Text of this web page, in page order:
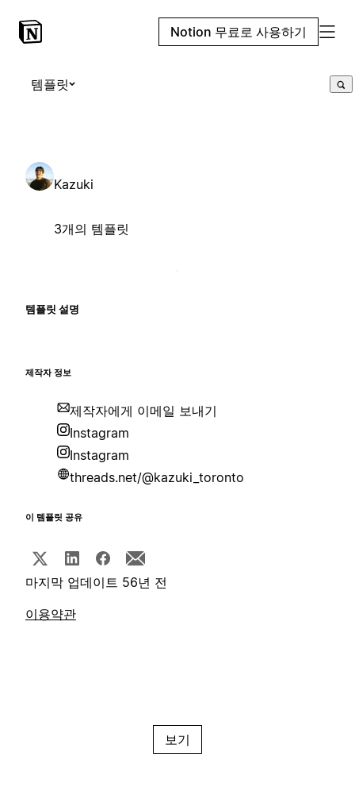
Notion 무료로 사용하기
템플릿
Kazuki
3개의 템플릿
템플릿 설명
제작자 정보
제작자에게 이메일 보내기
Instagram
Instagram
threads.net/@kazuki_toronto
이 템플릿 공유
마지막 업데이트 56년 전
이용약관
보기